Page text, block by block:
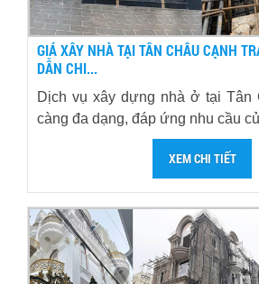
GIÁ XÂY NHÀ TẠI TÂN CHÂU CẠNH
DẪN CHI...
Dịch vụ xây dựng nhà ở tại Tân
càng đa dạng, đáp ứng nhu cầu
XEM CHI TIẾT